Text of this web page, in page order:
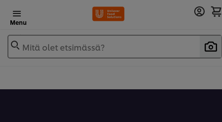
Menu
Mitä olet etsimässä?